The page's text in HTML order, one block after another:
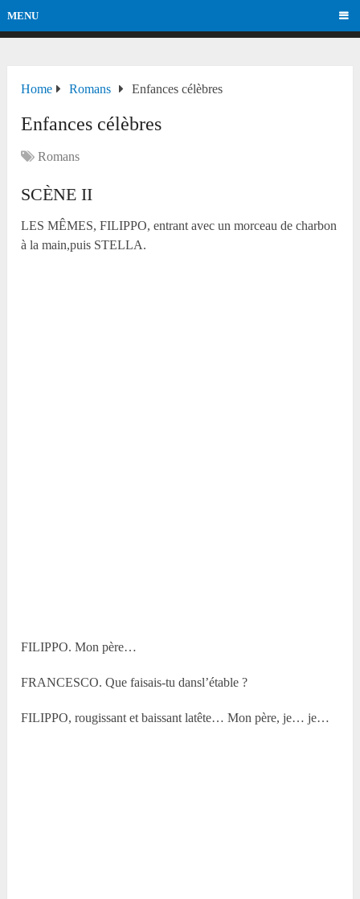
MENU
Home Romans Enfances célèbres
Enfances célèbres
Romans
SCÈNE II
LES MÊMES, FILIPPO, entrant avec un morceau de charbon
à la main,puis STELLA.
FILIPPO. Mon père…
FRANCESCO. Que faisais-tu dansl’étable ?
FILIPPO, rougissant et baissant latête… Mon père, je… je…